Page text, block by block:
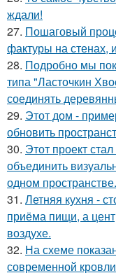
ждали!
27. Пошаговый
фактуры на стенах,
28. Подробно мы
типа "Ласточкин
соединять
29. Этот дом -
обновить
30. Этот проект
объединить
одном пространстве.
31. Летняя кухня -
приёма пищи, а
воздухе.
32. На схеме
современной